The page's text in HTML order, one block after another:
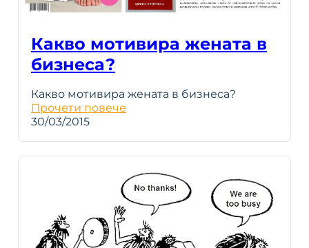
Какво мотивира жената в
бизнеса?
Какво мотивира жената в бизнеса?
Прочети повече
30/03/2015